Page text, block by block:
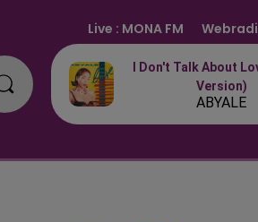
Live : MONA FM
I Don't Talk About
Version)
ABYALE